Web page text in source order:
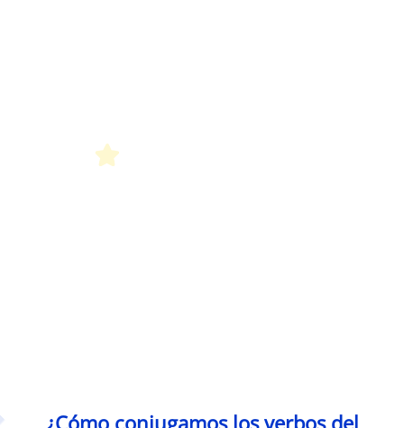
¿Cómo conjugamos los verbos del